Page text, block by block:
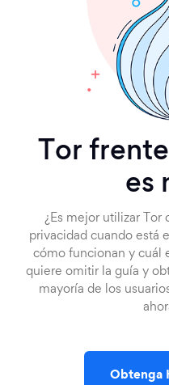
Tor
es
¿Es mejor utilizar Tor
privacidad cuando está
cómo funcionan y cuál
quiere omitir la guía y
mayoría de los
Obtenga